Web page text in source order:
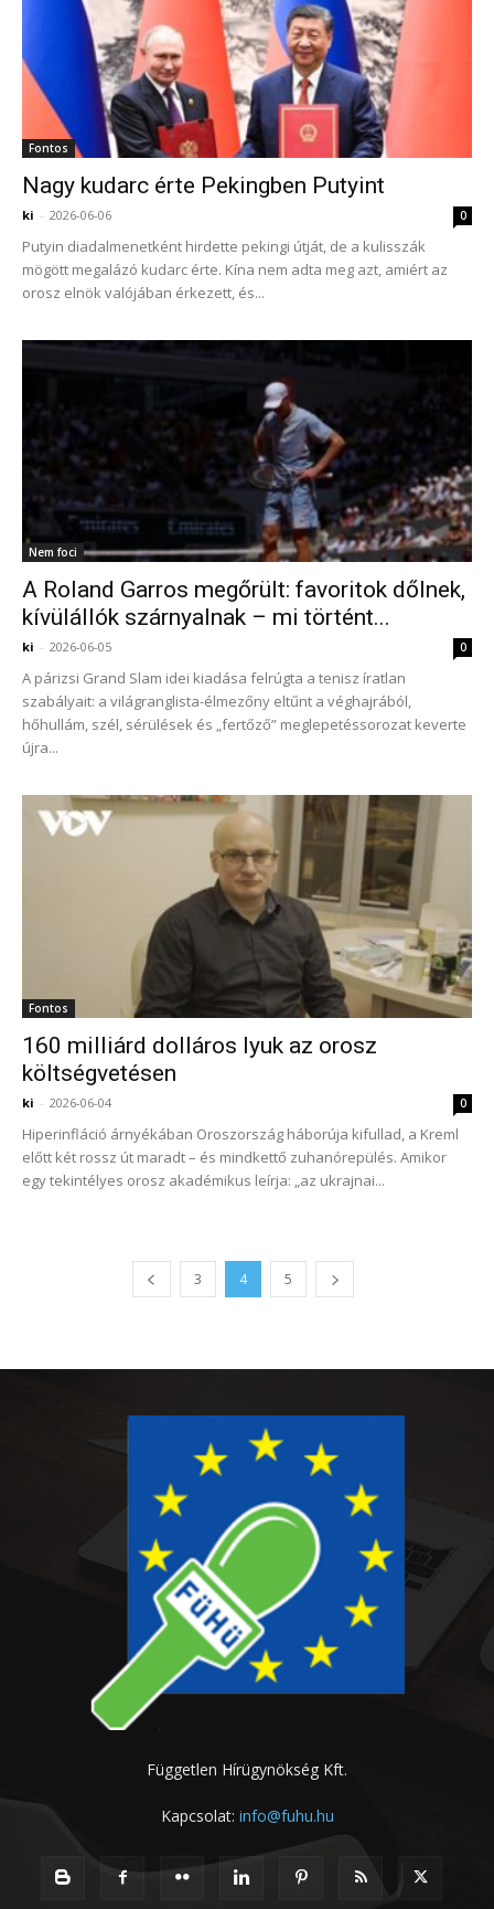
Fontos
Nagy kudarc érte Pekingben Putyint
ki - 2026-06-06 0
Putyin diadalmenetként hirdette pekingi útját, de a kulisszák
mögött megalázó kudarc érte. Kína nem adta meg azt, amiért az
orosz elnök valójában érkezett, és...
Nem foci
A Roland Garros megőrült: favoritok dőlnek,
kívülállók szárnyalnak – mi történt...
ki - 2026-06-05 0
A párizsi Grand Slam idei kiadása felrúgta a tenisz íratlan
szabályait: a világranglista-élmezőny eltűnt a véghajrából,
hőhullám, szél, sérülések és „fertőző” meglepetéssorozat keverte
újra...
Fontos
160 milliárd dolláros lyuk az orosz
költségvetésen
ki - 2026-06-04 0
Hiperinfláció árnyékában Oroszország háborúja kifullad, a Kreml
előtt két rossz út maradt – és mindkettő zuhanórepülés. Amikor
egy tekintélyes orosz akadémikus leírja: „az ukrajnai...
3 4 5
Független Hírügynökség Kft.
Kapcsolat: info@fuhu.hu